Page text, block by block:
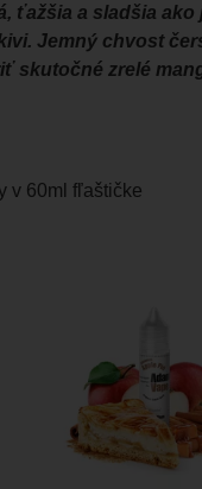
ťažšia a sladšia
Jemný chvost
skutočné zrelé
v 60ml fľaštičke